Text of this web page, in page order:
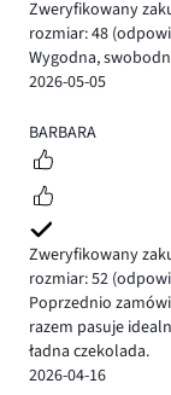
Zweryfikowany
rozmiar: 48
Wygodna,
2026-05-05
5
BARBARA
Zweryfikowany
rozmiar: 52
Poprzednio
razem pasuje
ładna czekolada.
2026-04-16